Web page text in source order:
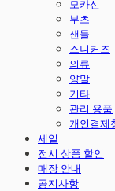
모카신
부츠
샌들
스니커즈
의류
양말
기타
관리 용품
개인결제
세일
전시 상품 할인
매장 안내
공지사항